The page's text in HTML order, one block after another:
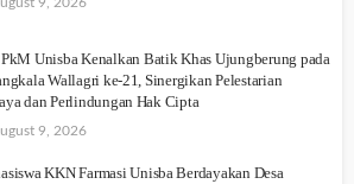
9, 2026
Unisba Kenalkan Batik Khas Ujungberung pada
Wallagri ke-21, Sinergikan Pelestarian
dan Perlindungan Hak Cipta
9, 2026
KKN Farmasi Unisba Berdayakan Desa